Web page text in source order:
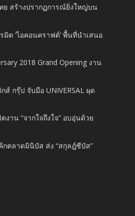
ย สร้างปรากฏการณ์ยิ่งใหญ่บน
มิต ‘ไอคอนคราฟต์’ พื้นที่นำเสนอ
2018 Grand Opening งาน
ส์ กรุ๊ป จับมือ UNIVERSAL ผุด
งาน “จากใจถึงใจ” อบอุ่นด้วย
ค้กตลาดมินิบัส ส่ง “สกุลฎ์ซีบัส”